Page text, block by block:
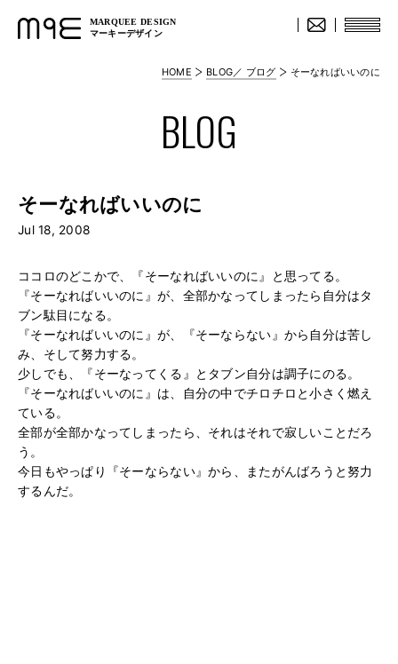
MARQUEE DESIGN
マーキーデザイン
HOME BLOG／ ブログ そーなればいいのに
BLOG
そーなればいいのに
Jul 18, 2008
ココロのどこかで、『そーなればいいのに』と思ってる。
『そーなればいいのに』が、全部かなってしまったら自分はタ
ブン駄目になる。
『そーなればいいのに』が、『そーならない』から自分は苦し
み、そして努力する。
少しでも、『そーなってくる』とタブン自分は調子にのる。
『そーなればいいのに』は、自分の中でチロチロと小さく燃え
ている。
全部が全部かなってしまったら、それはそれで寂しいことだろ
う。
今日もやっぱり『そーならない』から、またがんばろうと努力
するんだ。